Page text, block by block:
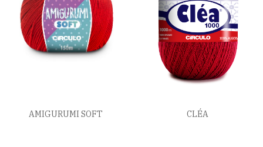
AMIGURUMI SOFT CLÉA